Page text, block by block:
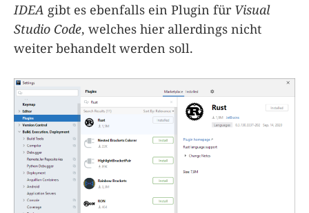
IDEA gibt es ebenfalls ein Plugin für Visual
Studio Code, welches hier allerdings nicht
weiter behandelt werden soll.